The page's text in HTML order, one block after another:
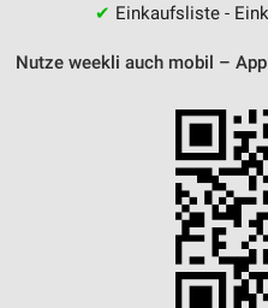
✔ Einkaufsliste -
Nutze weekli auch mobil –